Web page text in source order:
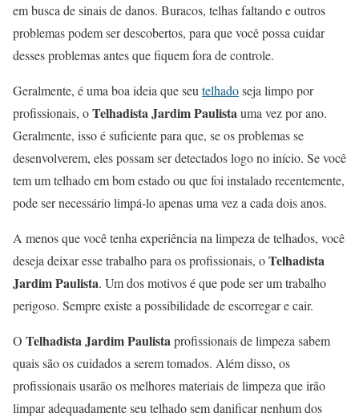
em busca de sinais de danos. Buracos, telhas faltando e outros
problemas podem ser descobertos, para que você possa cuidar
desses problemas antes que fiquem fora de controle.
Geralmente, é uma boa ideia que seu telhadoseja limpo por
profissionais, oTelhadista Jardim Paulistauma vez por ano.
Geralmente, isso é suficiente para que, se os problemas se
desenvolverem, eles possam ser detectados logo no início. Se você
tem um telhado em bom estado ou que foi instalado recentemente,
pode ser necessário limpá-lo apenas uma vez a cada dois anos.
A menos que você tenha experiência na limpeza de telhados, você
deseja deixar esse trabalho para os profissionais, oTelhadista
Jardim Paulista. Um dos motivos é que pode ser um trabalho
perigoso. Sempre existe a possibilidade de escorregar e cair.
O Telhadista Jardim Paulistaprofissionais de limpeza sabem
quais são os cuidados a serem tomados. Além disso, os
profissionais usarão os melhores materiais de limpeza que irão
limpar adequadamente seu telhado sem danificar nenhum dos